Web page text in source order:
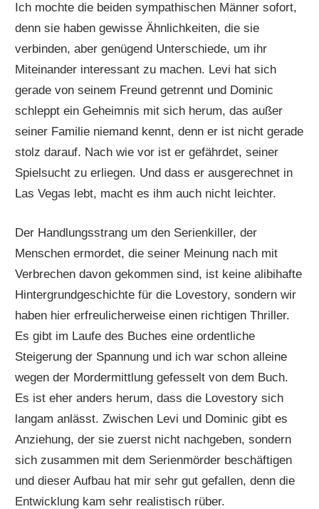
Ich mochte die beiden sympathischen Männer sofort,
denn sie haben gewisse Ähnlichkeiten, die sie
verbinden, aber genügend Unterschiede, um ihr
Miteinander interessant zu machen. Levi hat sich
gerade von seinem Freund getrennt und Dominic
schleppt ein Geheimnis mit sich herum, das außer
seiner Familie niemand kennt, denn er ist nicht gerade
stolz darauf. Nach wie vor ist er gefährdet, seiner
Spielsucht zu erliegen. Und dass er ausgerechnet in
Las Vegas lebt, macht es ihm auch nicht leichter.
Der Handlungsstrang um den Serienkiller, der
Menschen ermordet, die seiner Meinung nach mit
Verbrechen davon gekommen sind, ist keine alibihafte
Hintergrundgeschichte für die Lovestory, sondern wir
haben hier erfreulicherweise einen richtigen Thriller.
Es gibt im Laufe des Buches eine ordentliche
Steigerung der Spannung und ich war schon alleine
wegen der Mordermittlung gefesselt von dem Buch.
Es ist eher anders herum, dass die Lovestory sich
langam anlässt. Zwischen Levi und Dominic gibt es
Anziehung, der sie zuerst nicht nachgeben, sondern
sich zusammen mit dem Serienmörder beschäftigen
und dieser Aufbau hat mir sehr gut gefallen, denn die
Entwicklung kam sehr realistisch rüber.